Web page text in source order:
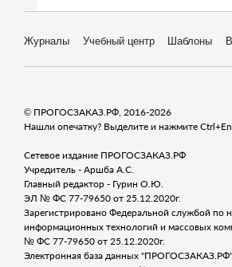
Журналы Учебный центр Шаблоны
© ПРОГОСЗАКАЗ.РФ, 2016-2026
Нашли опечатку? Выделите и нажмите
Сетевое издание ПРОГОСЗАКАЗ.РФ
Учредитель - Аршба А.С.
Главный редактор - Гурин О.Ю.
ЭЛ № ФС 77-79650 от 25.12.2020г.
Зарегистрировано Федеральной службой по
информационных технологий и массовых
№ ФС 77-79650 от 25.12.2020г.
Электронная база данных "ПРОГОСЗАКАЗ.РФ"